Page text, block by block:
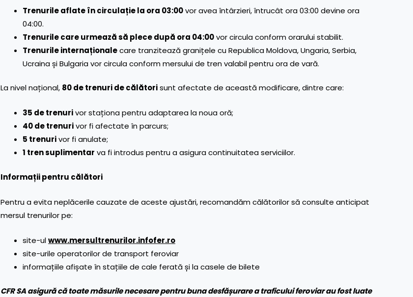
Trenurile aflate în circulație la ora 03:00vor avea întârzieri, întrucât ora 03:00 devine ora
04:00.
Trenurile care urmează să plece după ora 04:00vor circula conform orarului stabilit.
Trenurile internaționalecare tranzitează granițele cu Republica Moldova, Ungaria, Serbia,
Ucraina și Bulgaria vor circula conform mersului de tren valabil pentru ora de vară.
La nivel național, 80 de trenuri de călătorisunt afectate de această modificare, dintre care:
35 de trenurivor staționa pentru adaptarea la noua oră;
40 de trenurivor fi afectate în parcurs;
5 trenurivor fi anulate;
1 tren suplimentar va fi introdus pentru a asigura continuitatea serviciilor.
Informații pentru călători
Pentru a evita neplăcerile cauzate de aceste ajustări, recomandăm călătorilor să consulte anticipat
mersul trenurilor pe:
site-ulwww.mersultrenurilor.infofer.ro
site-urile operatorilor de transport feroviar
informațiile afișate în stațiile de cale ferată și la casele de bilete
CFR SA asigură că toate măsurile necesare pentru buna desfășurare a traficului feroviar au fost luate